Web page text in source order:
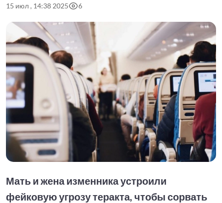
15 июл , 14:38 2025 6
Мать и жена изменника устроили
фейковую угрозу теракта, чтобы сорвать